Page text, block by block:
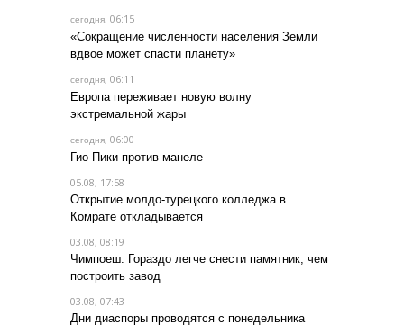
сегодня, 06:15
«Сокращение численности населения Земли
вдвое может спасти планету»
сегодня, 06:11
Европа переживает новую волну
экстремальной жары
сегодня, 06:00
Гио Пики против манеле
05.08, 17:58
Открытие молдо-турецкого колледжа в
Комрате откладывается
03.08, 08:19
Чимпоеш: Гораздо легче снести памятник, чем
построить завод
03.08, 07:43
Дни диаспоры проводятся с понедельника